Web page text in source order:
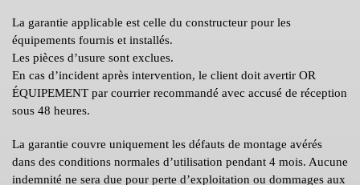
La garantie applicable est celle du constructeur pour les
équipements fournis et installés.
Les pièces d’usure sont exclues.
En cas d’incident après intervention, le client doit avertir OR
ÉQUIPEMENT par courrier recommandé avec accusé de réception
sous 48 heures.
La garantie couvre uniquement les défauts de montage avérés
dans des conditions normales d’utilisation pendant 4 mois. Aucune
indemnité ne sera due pour perte d’exploitation ou dommages aux